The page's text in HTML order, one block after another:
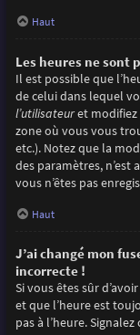
Haut
Les heures ne sont
Il est possible que
de celui dans lequel
l’utilisateuret modifiez
zone où vous vous
etc.). Notez que la
des paramètres, n’est
vous n’êtes pas
Haut
J’ai changé mon
incorrecte !
Si vous êtes sûr
et que l’heure est
pas à l’heure.